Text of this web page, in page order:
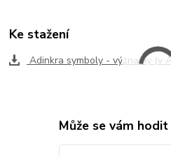
Ke stažení
Adinkra symboly - významy (v
Může se vám hodit